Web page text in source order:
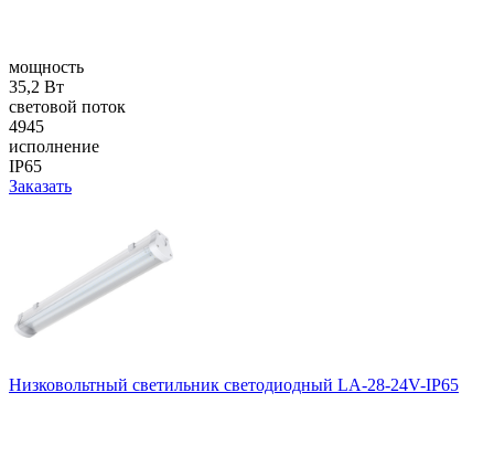
мощность
35,2 Вт
световой поток
4945
исполнение
IP65
Заказать
Низковольтный светильник светодиодный LA-28-24V-IP65